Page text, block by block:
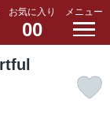
お気に入り
00
メニュー